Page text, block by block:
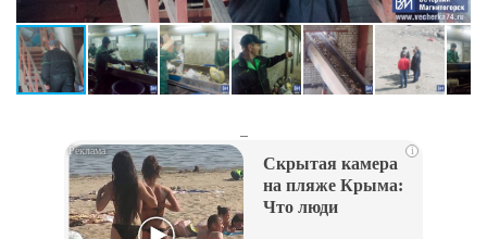
i
Скрытая камера
на пляже Крыма:
Что люди